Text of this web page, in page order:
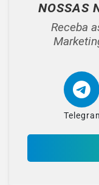
NOSSAS
Receba